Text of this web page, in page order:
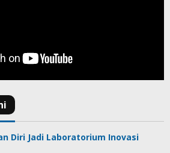
Diri Jadi Laboratorium Inovasi